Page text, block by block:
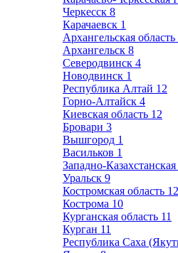
Черкесск 8
Карачаевск 1
Архангельская область
Архангельск 8
Северодвинск 4
Новодвинск 1
Республика Алтай 12
Горно-Алтайск 4
Киевская область 12
Бровари 3
Вышгород 1
Васильков 1
Западно-Казахстанская
Уральск 9
Костромская область 12
Кострома 10
Курганская область 11
Курган 11
Республика Саха